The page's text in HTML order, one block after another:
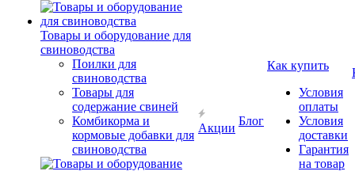
Товары и оборудование для
свиноводства
Поилки для
свиноводства
Товары для
содержание свиней
Комбикорма и
кормовые добавки для
свиноводства
Акции
Блог
Как купить
Условия
оплаты
Условия
доставки
Гарантия
на товар